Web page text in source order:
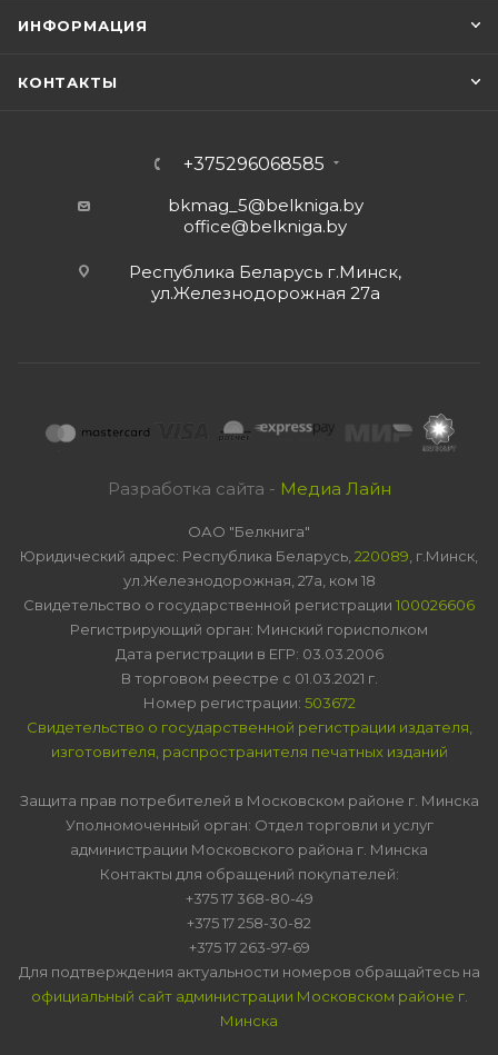
ИНФОРМАЦИЯ
КОНТАКТЫ
+375296068585
bkmag_5@belkniga.by
office@belkniga.by
Республика Беларусь г.Минск,
ул.Железнодорожная 27а
Разработка сайта - Медиа Лайн
ОАО "Белкнига"
Юридический адрес: Республика Беларусь, 220089 , г.Минск,
ул.Железнодорожная, 27а, ком 18
Свидетельство о государственной регистрации 100026606
Регистрирующий орган: Минский горисполком
Дата регистрации в ЕГР: 03.03.2006
В торговом реестре с 01.03.2021 г.
Номер регистрации: 503672
Свидетельство о государственной регистрации издателя,
изготовителя, распространителя печатных изданий
Защита прав потребителей в Московском районе г. Минска
Уполномоченный орган: Отдел торговли и услуг
администрации Московского района г. Минска
Контакты для обращений покупателей:
+375 17 368-80-49
+375 17 258-30-82
+375 17 263-97-69
Для подтверждения актуальности номеров обращайтесь на
официальный сайт администрации Московском районе г.
Минска